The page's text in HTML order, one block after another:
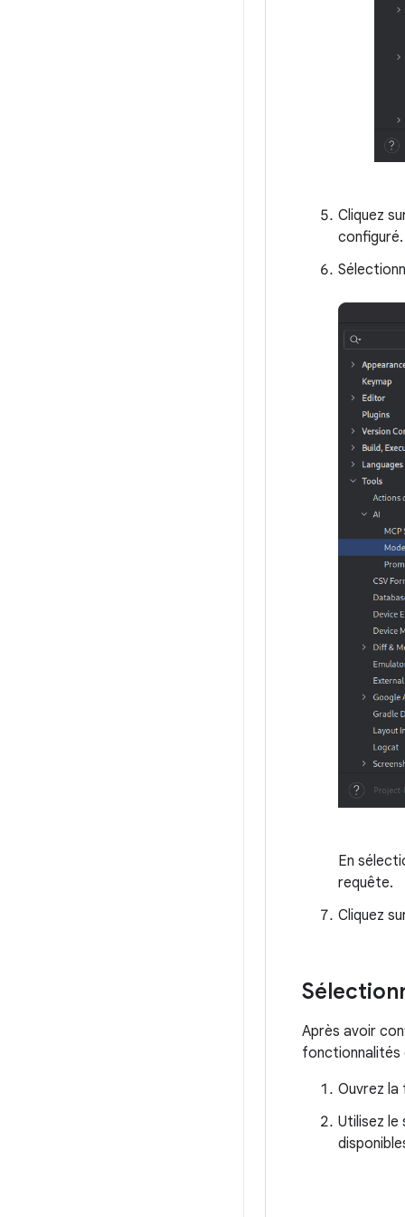
Cliquez
configuré.
En
requête.
Cliquez
Après avoir
fonctionnalités
Ouvrez la
Utilisez le